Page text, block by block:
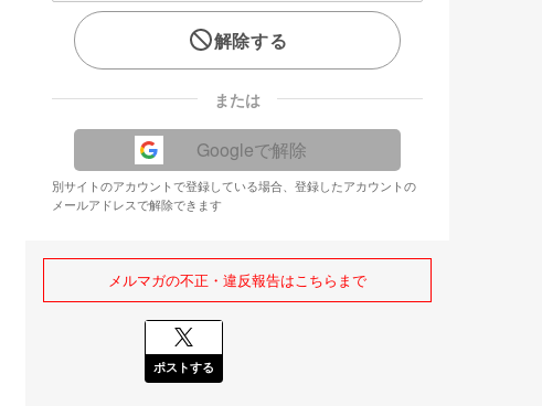
解除する
または
Googleで解除
別サイトのアカウントで登録している場合、登録したアカウントの
メールアドレスで解除できます
メルマガの不正・違反報告はこちらまで
ポストする